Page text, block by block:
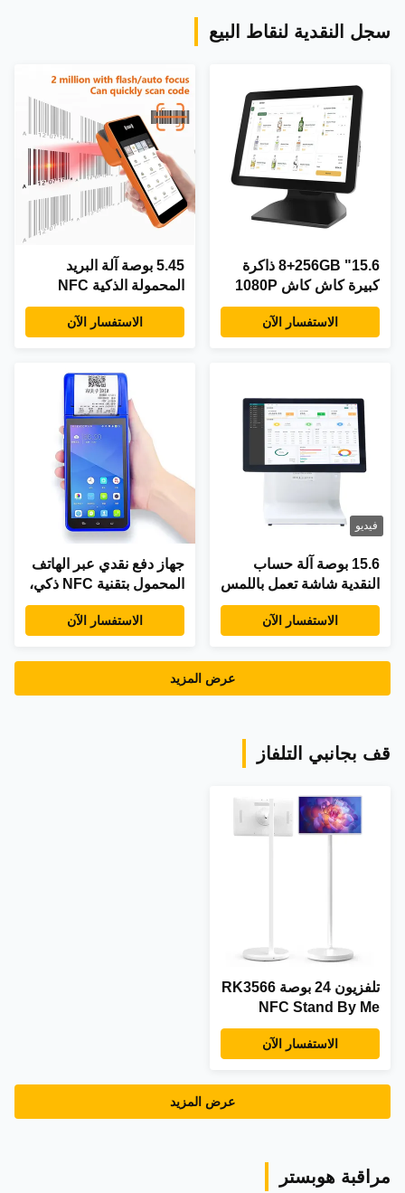
سجل النقدية لنقاط البيع
15.6" 8+256GB ذاكرة
كبيرة كاش كاش 1080P
ويندوز10 جهاز كاش على
شاشة لمسة مع شاشة
الاستفسار الآن
5.45 بوصة آلة البريد
المحمولة الذكية NFC
محطة الدفع المتنقلة نظام
البريد البرتقالي مع طابعة
الاستفسار الآن
فيديو
15.6 بوصة آلة حساب
النقدية شاشة تعمل باللمس
بالسعة نظام نقاط البيع
بالتجزئة RK3568 8+128
نافذة محطة نقاط البيع
الاستفسار الآن
جهاز دفع نقدي عبر الهاتف
المحمول بتقنية NFC ذكي،
شاشة 5.5 بوصة، جهاز
نقاط بيع محمول، جهاز
وكاميرا
الاستفسار الآن
عرض المزيد
قف بجانبي التلفاز
تلفزيون 24 بوصة RK3566
NFC Stand By Me
داخلي يعمل بنظام
Android 12 لافتات رقمية
محمول قائم على الأرض
الاستفسار الآن
عرض المزيد
مراقبة هوبستر